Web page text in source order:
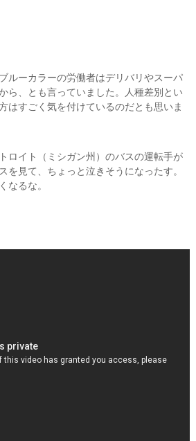
ルーカラーの労働者はデリバリやスーパ
ら、とも言っていました。人種差別とい
はすごく気を付けているのだとも思いま
ロイト（ミシガン州）のバスの運転手が
を見て、ちょっと泣きそうになったす。
なるな。